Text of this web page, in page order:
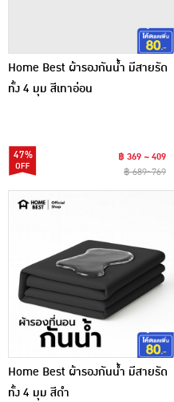
Home Best ผ้ารองกันน้ำ มีสายรัด
ทั้ง 4 มุม สีเทาอ่อน
47%
฿ 369 ~ 409
฿ 689~769
Home Best ผ้ารองกันน้ำ มีสายรัด
ทั้ง 4 มุม สีดำ